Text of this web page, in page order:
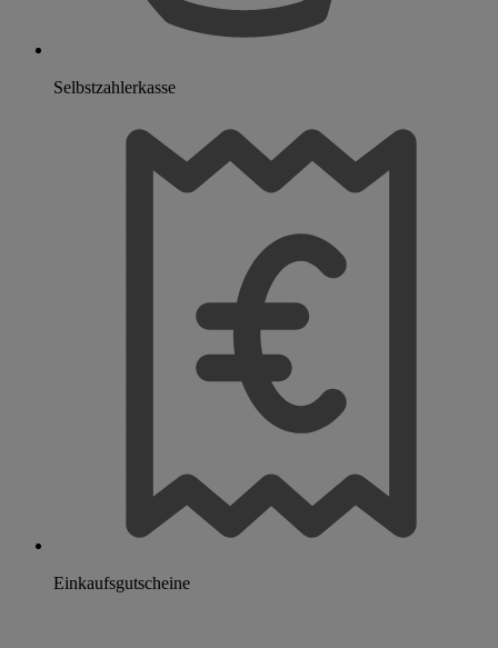
Selbstzahlerkasse
Einkaufsgutscheine